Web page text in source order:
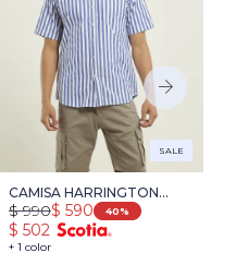
SALE
CAMISA HARRINGTON
LABEL - BLANCO/AZUL
+ 1 color
$ 590
$ 990 40
$ 502